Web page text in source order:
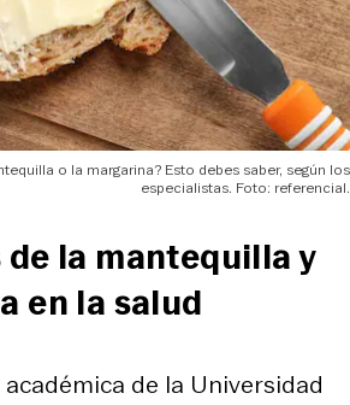
o la margarina? Esto debes saber, según los
especialistas. Foto: referencial.
la mantequilla y
en la salud
de la Universidad